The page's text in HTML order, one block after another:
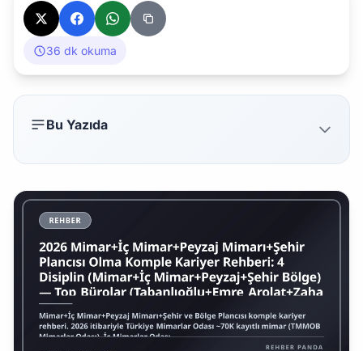
36 dk okuma
Bu Yazıda